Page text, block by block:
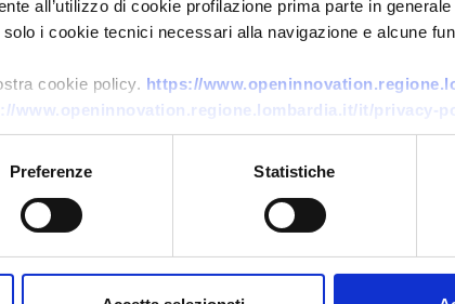
all’utilizzo di cookie profilazione prima parte in
i cookie tecnici necessari alla navigazione e alcune
cookie policy. https://
www.openinnovation.regione.lombardia.it/it/privacy-
Preferenze Statistiche
Technology offer
Machine vision per
sorting/orientamento ad alta
velocità
ID: TOLV20260114010
DISCOVER MORE →